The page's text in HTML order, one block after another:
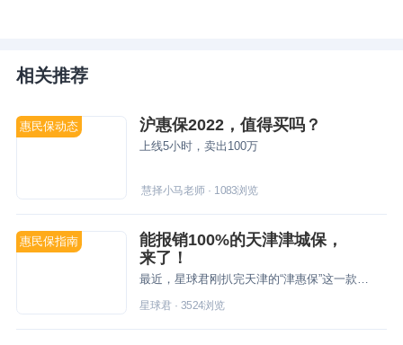
相关推荐
惠民保动态 沪惠保2022，值得买吗？
上线5小时，卖出100万
慧择小马老师· 1083浏览
惠民保指南
能报销100%的天津津城保，
来了！
最近，星球君刚扒完天津的“津惠保”这一款惠民保险，没想到还不到半个月，天津竟然又秀了一波！再次推出了一款名为“津城保”的，两者就只差别一个字？只要是“天津医保参保人”就可以购买，不限年龄和职业，也没有健康要求！天津的朋友们终于按捺不住、拍案而起！让星球君说说这一款“津城保”是什么来头！
星球君· 3524浏览